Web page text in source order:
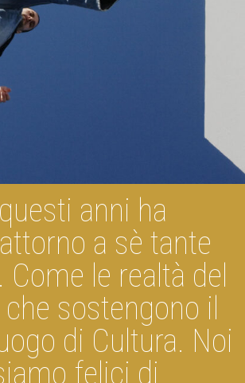
anni ha
a sè tante
le realtà del
sostengono il
di Cultura. Noi
felici di